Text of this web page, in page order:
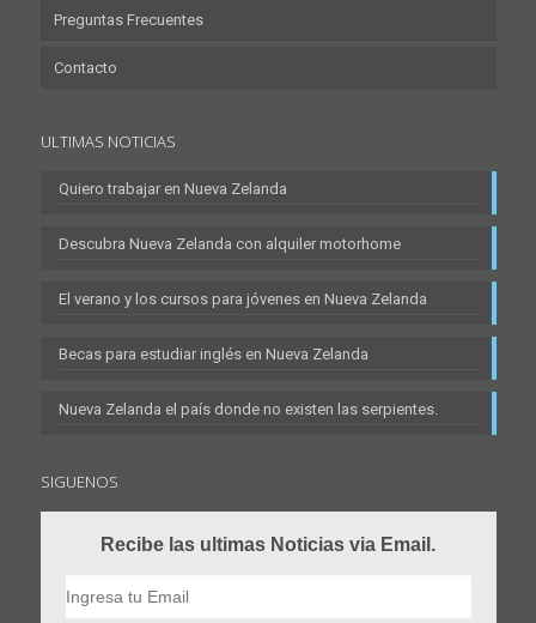
Preguntas Frecuentes
Contacto
ULTIMAS NOTICIAS
Quiero trabajar en Nueva Zelanda
Descubra Nueva Zelanda con alquiler motorhome
El verano y los cursos para jóvenes en Nueva Zelanda
Becas para estudiar inglés en Nueva Zelanda
Nueva Zelanda el país donde no existen las serpientes.
SIGUENOS
Recibe las ultimas Noticias via Email.